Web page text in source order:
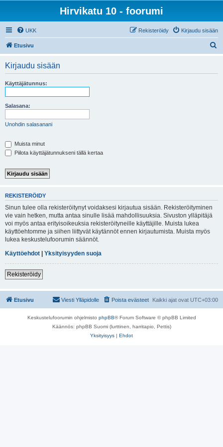
Hirvikatu 10 - foorumi
UKK Kirjaudu sisään
Rekisteröidy
Etusivu
Kirjaudu sisään
Käyttäjätunnus:
Salasana:
Unohdin salasanani
Muista minut
Piilota käyttäjätunnukseni tällä kertaa
REKISTERÖIDY
Sinun tulee olla rekisteröitynyt voidaksesi kirjautua sisään. Rekisteröityminen
vie vain hetken, mutta antaa sinulle lisää mahdollisuuksia. Sivuston ylläpitäjä
voi myös antaa erityisoikeuksia rekisteröityneille käyttäjille. Muista lukea
käyttöehtomme ja siihen liittyvät käytännöt ennen kirjautumista. Muista myös
lukea keskustelufoorumin säännöt.
Käyttöehdot | Yksityisyyden suoja
Rekisteröidy
Etusivu Kaikki ajat ovat UTC+03:00
Poista evästeet
Viesti Ylläpidolle
Keskustelufoorumin ohjelmisto phpBB® Forum Software © phpBB Limited
Käännös: phpBB Suomi (lurttinen, harritapio, Pettis)
Yksityisyys | Ehdot